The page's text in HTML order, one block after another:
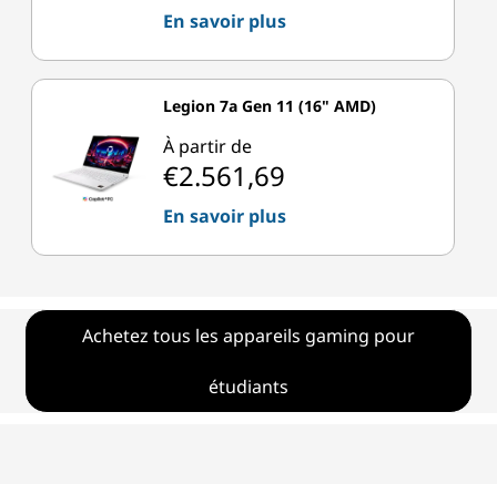
En savoir plus
Legion 7a Gen 11 (16" AMD)
À partir de
€2.561,69
En savoir plus
Achetez tous les appareils gaming pour
étudiants